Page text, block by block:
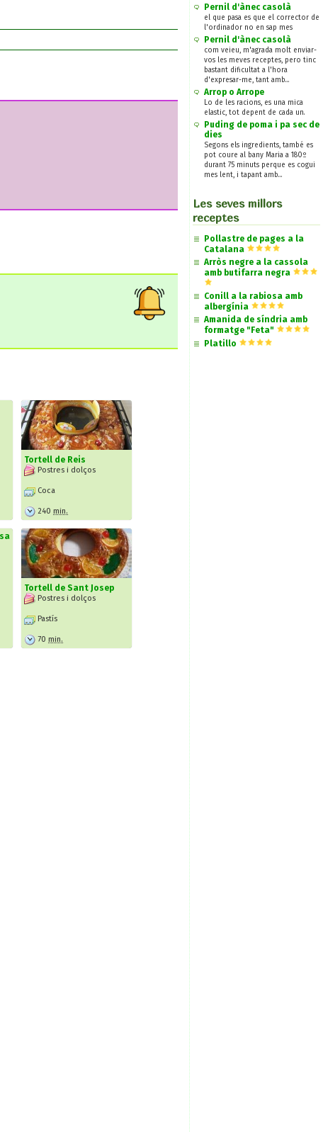
Tortell de Reis
Postres i dolços
Coca
240 min.
Tortell de Sant Josep
Postres i dolços
Pastís
70 min.
Pernil d'ànec casolà
el que pasa es que el corrector de
l'ordinador no en sap mes
Pernil d'ànec casolà
com veieu, m'agrada molt enviar-
vos les meves receptes, pero tinc
bastant dificultat a l'hora
d'expresar-me, tant amb...
Arrop o Arrope
Lo de les racions, es una mica
elastic, tot depent de cada un.
Puding de poma i pa sec de
dies
Segons els ingredients, també es
pot coure al bany Maria a 180º
durant 75 minuts perque es cogui
mes lent, i tapant amb...
Les seves millors
receptes
Pollastre de pages a la
Catalana
Arròs negre a la cassola
amb butifarra negra
Conill a la rabiosa amb
albergínia
Amanida de síndria amb
formatge "Feta"
Platillo